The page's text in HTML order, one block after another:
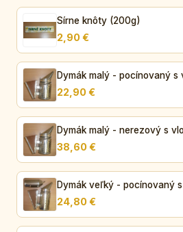
Sírne knôty (200g)
2,90 €
Dymák malý - pocínovaný s
22,90 €
Dymák malý - nerezový s
38,60 €
Dymák veľký - pocínovaný
24,80 €